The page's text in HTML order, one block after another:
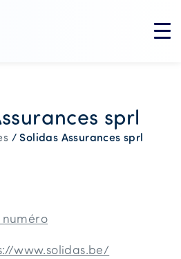
sprl
/Solidas Assurances sprl
numéro
www.solidas.be/